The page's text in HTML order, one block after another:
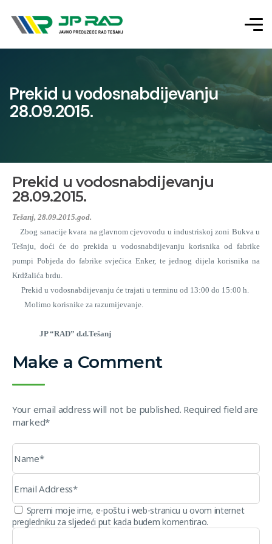
Prekid u vodosnabdijevanju
28.09.2015.
Prekid u vodosnabdijevanju
28.09.2015.
Tešanj, 28.09.2015.god.
Zbog sanacije kvara na glavnom cjevovodu u industriskoj zoni Bukva u
Tešnju, doći će do prekida u vodosnabdijevanju korisnika od fabrike
pumpi Pobjeda do fabrike svjećica Enker, te jednog dijela korisnika na
Krdžalića brdu.
Prekid u vodosnabdijevanju će trajati u terminu od 13:00 do 15:00 h.
Molimo korisnike za razumijevanje.
JP “RAD” d.d.Tešanj
Make a Comment
Your email address will not be published. Required field are
marked*
Spremi moje ime, e-poštu i web-stranicu u ovom internet
pregledniku za sljedeći put kada budem komentirao.